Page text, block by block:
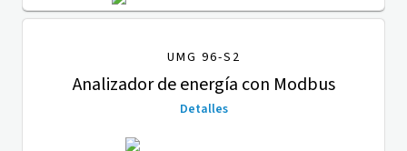
UMG 96-S2
Analizador de energía con Modbus
Detalles